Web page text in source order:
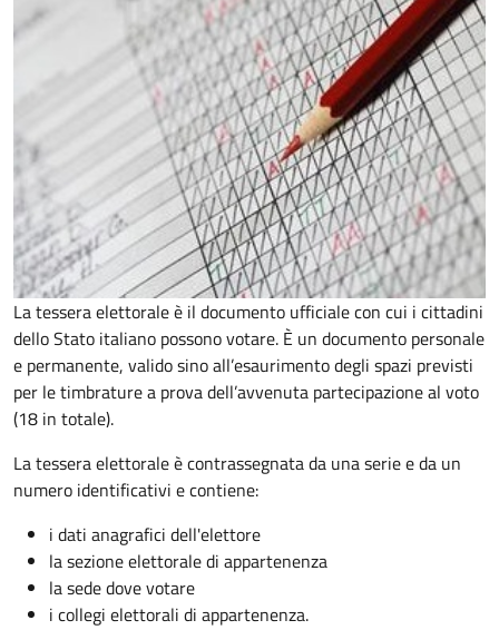
La tessera elettorale è il documento ufficiale con cui i cittadini
dello Stato italiano possono votare. È un documento personale
e permanente, valido sino all’esaurimento degli spazi previsti
per le timbrature a prova dell’avvenuta partecipazione al voto
(18 in totale).
La tessera elettorale è contrassegnata da una serie e da un
numero identificativi e contiene:
i dati anagrafici dell'elettore
la sezione elettorale di appartenenza
la sede dove votare
i collegi elettorali di appartenenza.